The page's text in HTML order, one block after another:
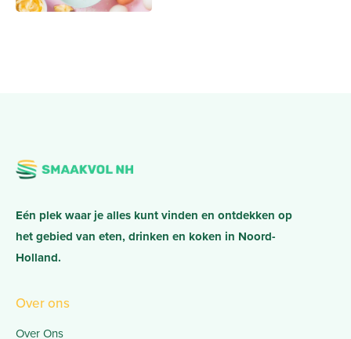
Eén plek waar je alles kunt vinden en ontdekken op
het gebied van eten, drinken en koken in Noord-
Holland.
Over ons
Over Ons